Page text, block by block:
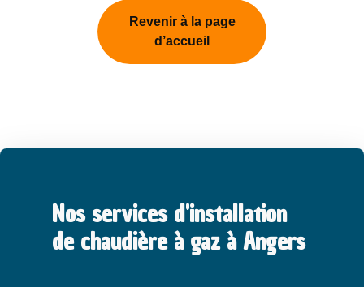
Revenir à la page
d’accueil
Nos services d'installation
de chaudière à gaz à Angers